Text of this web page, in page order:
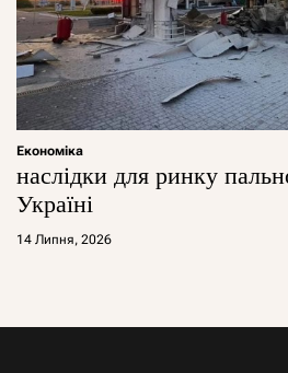
Економіка
наслідки для ринку
Україні
14 Липня, 2026